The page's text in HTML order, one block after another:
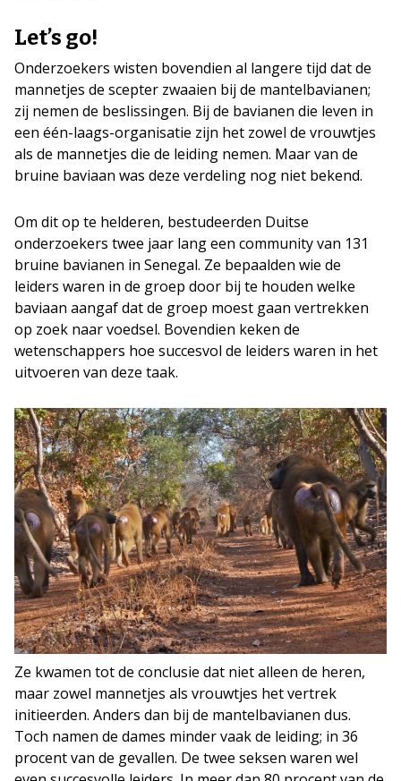
Let’s go!
Onderzoekers wisten bovendien al langere tijd dat de
mannetjes de scepter zwaaien bij de mantelbavianen;
zij nemen de beslissingen. Bij de bavianen die leven in
een één-laags-organisatie zijn het zowel de vrouwtjes
als de mannetjes die de leiding nemen. Maar van de
bruine baviaan was deze verdeling nog niet bekend.
Om dit op te helderen, bestudeerden Duitse
onderzoekers twee jaar lang een community van 131
bruine bavianen in Senegal. Ze bepaalden wie de
leiders waren in de groep door bij te houden welke
baviaan aangaf dat de groep moest gaan vertrekken
op zoek naar voedsel. Bovendien keken de
wetenschappers hoe succesvol de leiders waren in het
uitvoeren van deze taak.
Ze kwamen tot de conclusie dat niet alleen de heren,
maar zowel mannetjes als vrouwtjes het vertrek
initieerden. Anders dan bij de mantelbavianen dus.
Toch namen de dames minder vaak de leiding; in 36
procent van de gevallen. De twee seksen waren wel